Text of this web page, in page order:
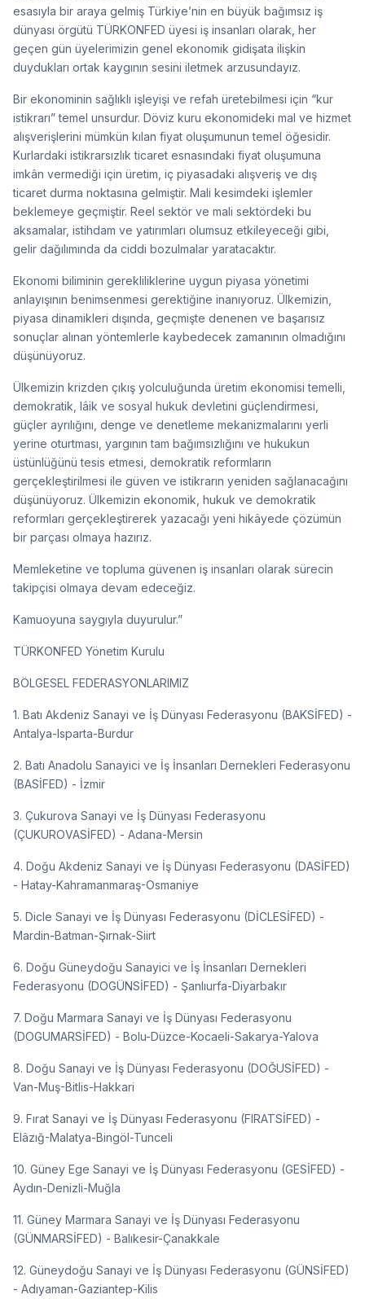
esasıyla bir araya gelmiş Türkiye’nin en büyük bağımsız iş
dünyası örgütü TÜRKONFED üyesi iş insanları olarak, her
geçen gün üyelerimizin genel ekonomik gidişata ilişkin
duydukları ortak kaygının sesini iletmek arzusundayız.
Bir ekonominin sağlıklı işleyişi ve refah üretebilmesi için “kur
istikrarı” temel unsurdur. Döviz kuru ekonomideki mal ve hizmet
alışverişlerini mümkün kılan fiyat oluşumunun temel öğesidir.
Kurlardaki istikrarsızlık ticaret esnasındaki fiyat oluşumuna
imkân vermediği için üretim, iç piyasadaki alışveriş ve dış
ticaret durma noktasına gelmiştir. Mali kesimdeki işlemler
beklemeye geçmiştir. Reel sektör ve mali sektördeki bu
aksamalar, istihdam ve yatırımları olumsuz etkileyeceği gibi,
gelir dağılımında da ciddi bozulmalar yaratacaktır.
Ekonomi biliminin gerekliliklerine uygun piyasa yönetimi
anlayışının benimsenmesi gerektiğine inanıyoruz. Ülkemizin,
piyasa dinamikleri dışında, geçmişte denenen ve başarısız
sonuçlar alınan yöntemlerle kaybedecek zamanının olmadığını
düşünüyoruz.
Ülkemizin krizden çıkış yolculuğunda üretim ekonomisi temelli,
demokratik, lâik ve sosyal hukuk devletini güçlendirmesi,
güçler ayrılığını, denge ve denetleme mekanizmalarını yerli
yerine oturtması, yargının tam bağımsızlığını ve hukukun
üstünlüğünü tesis etmesi, demokratik reformların
gerçekleştirilmesi ile güven ve istikrarın yeniden sağlanacağını
düşünüyoruz. Ülkemizin ekonomik, hukuk ve demokratik
reformları gerçekleştirerek yazacağı yeni hikâyede çözümün
bir parçası olmaya hazırız.
Memleketine ve topluma güvenen iş insanları olarak sürecin
takipçisi olmaya devam edeceğiz.
Kamuoyuna saygıyla duyurulur.”
TÜRKONFED Yönetim Kurulu
BÖLGESEL FEDERASYONLARIMIZ
1. Batı Akdeniz Sanayi ve İş Dünyası Federasyonu (BAKSİFED) -
Antalya-Isparta-Burdur
2. Batı Anadolu Sanayici ve İş İnsanları Dernekleri Federasyonu
(BASİFED) - İzmir
3. Çukurova Sanayi ve İş Dünyası Federasyonu
(ÇUKUROVASİFED) - Adana-Mersin
4. Doğu Akdeniz Sanayi ve İş Dünyası Federasyonu (DASİFED)
- Hatay-Kahramanmaraş-Osmaniye
5. Dicle Sanayi ve İş Dünyası Federasyonu (DİCLESİFED) -
Mardin-Batman-Şırnak-Siirt
6. Doğu Güneydoğu Sanayici ve İş İnsanları Dernekleri
Federasyonu (DOGÜNSİFED) - Şanlıurfa-Diyarbakır
7. Doğu Marmara Sanayi ve İş Dünyası Federasyonu
(DOGUMARSİFED) - Bolu-Düzce-Kocaeli-Sakarya-Yalova
8. Doğu Sanayi ve İş Dünyası Federasyonu (DOĞUSİFED) -
Van-Muş-Bitlis-Hakkari
9. Fırat Sanayi ve İş Dünyası Federasyonu (FIRATSİFED) -
Elâzığ-Malatya-Bingöl-Tunceli
10. Güney Ege Sanayi ve İş Dünyası Federasyonu (GESİFED) -
Aydın-Denizli-Muğla
11. Güney Marmara Sanayi ve İş Dünyası Federasyonu
(GÜNMARSİFED) - Balıkesir-Çanakkale
12. Güneydoğu Sanayi ve İş Dünyası Federasyonu (GÜNSİFED)
- Adıyaman-Gaziantep-Kilis